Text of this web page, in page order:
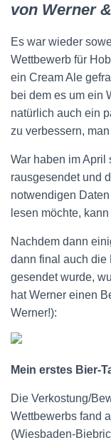
von Werner
Es war wieder
Wettbewerb für
ein Cream Ale
bei dem es um ein
natürlich auch ein
zu verbessern,
War haben im April
rausgesendet und
notwendigen
lesen möchte,
Nachdem dann
dann final auch die
gesendet wurde,
hat Werner einen
Werner!):
Mein erstes Bier-
Die Verkostung/
Wettbewerbs fand
(Wiesbaden-